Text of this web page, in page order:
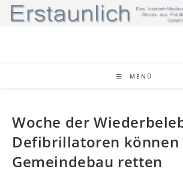
MENÜ
Woche der
Defibrillatoren können
Gemeindebau retten